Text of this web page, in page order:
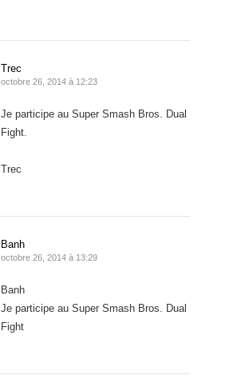
Trec
octobre 26, 2014 à 12:23
Je participe au Super Smash Bros. Dual
Fight.
Trec
Banh
octobre 26, 2014 à 13:29
Banh
Je participe au Super Smash Bros. Dual
Fight